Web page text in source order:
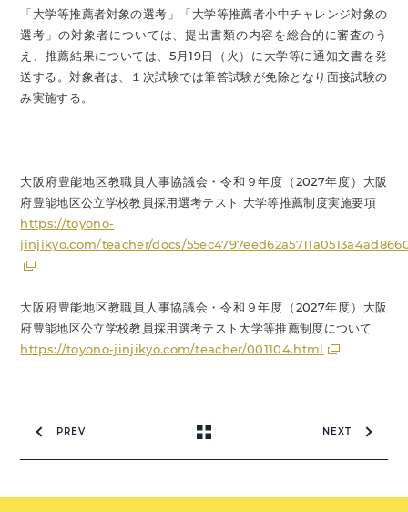
「大学等推薦者対象の選考」「大学等推薦者小中チャレンジ対象の
選考」の対象者については、提出書類の内容を総合的に審査のう
え、推薦結果については、5月19日（火）に大学等に通知文書を発
送する。対象者は、１次試験では筆答試験が免除となり面接試験の
み実施する。
大阪府豊能地区教職員人事協議会・令和９年度（2027年度）大阪
府豊能地区公立学校教員採用選考テスト 大学等推薦制度実施要項
https://toyono-
jinjikyo.com/teacher/docs/
大阪府豊能地区教職員人事協議会・令和９年度（2027年度）大阪
府豊能地区公立学校教員採用選考テスト大学等推薦制度について
https://toyono-jinjikyo.com/teacher/001104.html
PREV NEXT